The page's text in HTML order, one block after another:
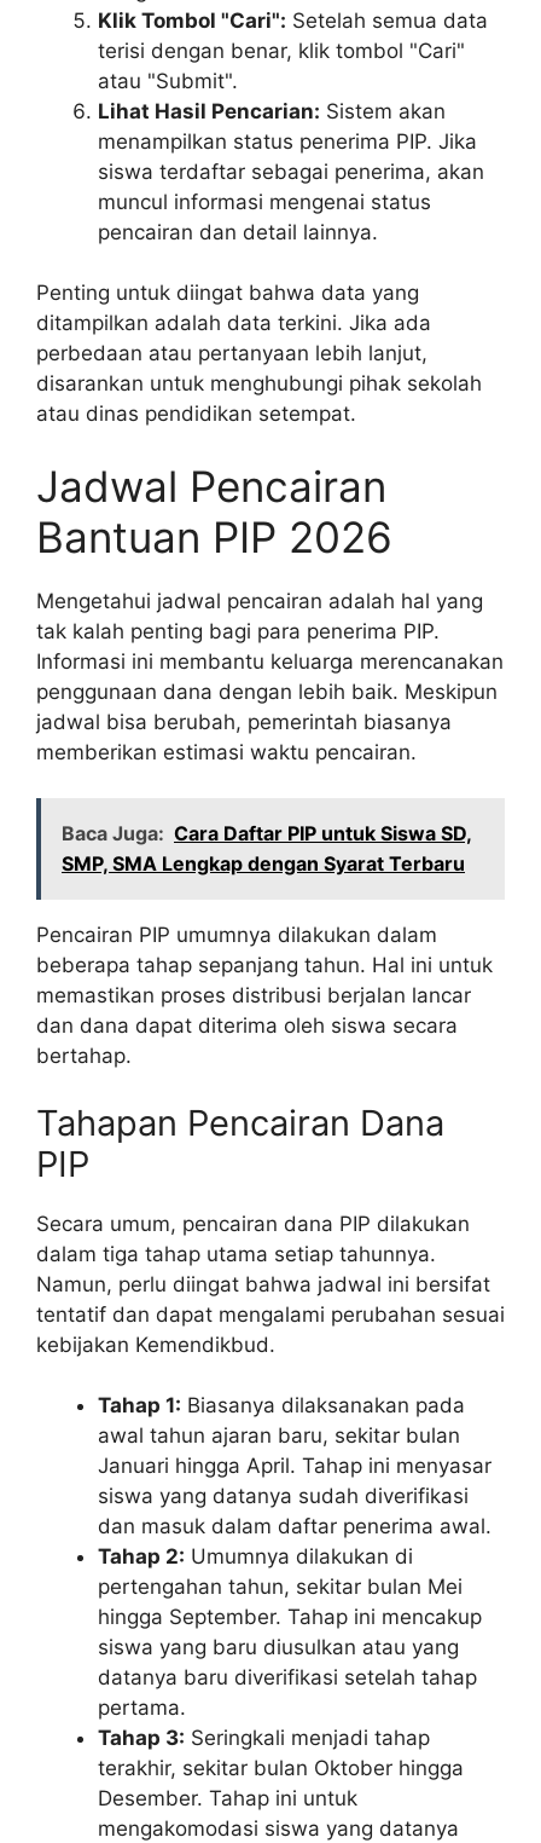
Klik Tombol "Cari": Setelah semua data
terisi dengan benar, klik tombol "Cari"
atau "Submit".
Lihat Hasil Pencarian: Sistem akan
menampilkan status penerima PIP. Jika
siswa terdaftar sebagai penerima, akan
muncul informasi mengenai status
pencairan dan detail lainnya.
Penting untuk diingat bahwa data yang
ditampilkan adalah data terkini. Jika ada
perbedaan atau pertanyaan lebih lanjut,
disarankan untuk menghubungi pihak sekolah
atau dinas pendidikan setempat.
Jadwal Pencairan
Bantuan PIP 2026
Mengetahui jadwal pencairan adalah hal yang
tak kalah penting bagi para penerima PIP.
Informasi ini membantu keluarga merencanakan
penggunaan dana dengan lebih baik. Meskipun
jadwal bisa berubah, pemerintah biasanya
memberikan estimasi waktu pencairan.
Baca Juga: Cara Daftar PIP untuk Siswa SD,
SMP, SMA Lengkap dengan Syarat Terbaru
Pencairan PIP umumnya dilakukan dalam
beberapa tahap sepanjang tahun. Hal ini untuk
memastikan proses distribusi berjalan lancar
dan dana dapat diterima oleh siswa secara
bertahap.
Tahapan Pencairan Dana
PIP
Secara umum, pencairan dana PIP dilakukan
dalam tiga tahap utama setiap tahunnya.
Namun, perlu diingat bahwa jadwal ini bersifat
tentatif dan dapat mengalami perubahan sesuai
kebijakan Kemendikbud.
Tahap 1: Biasanya dilaksanakan pada
awal tahun ajaran baru, sekitar bulan
Januari hingga April. Tahap ini menyasar
siswa yang datanya sudah diverifikasi
dan masuk dalam daftar penerima awal.
Tahap 2: Umumnya dilakukan di
pertengahan tahun, sekitar bulan Mei
hingga September. Tahap ini mencakup
siswa yang baru diusulkan atau yang
datanya baru diverifikasi setelah tahap
pertama.
Tahap 3: Seringkali menjadi tahap
terakhir, sekitar bulan Oktober hingga
Desember. Tahap ini untuk
mengakomodasi siswa yang datanya